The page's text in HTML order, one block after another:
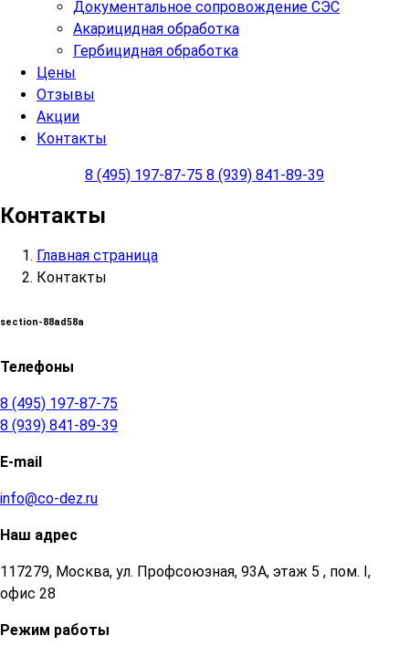
Документальное сопровождение СЭС
Акарицидная обработка
Гербицидная обработка
Цены
Отзывы
Акции
Контакты
8 (495) 197-87-75 8 (939) 841-89-39
Контакты
Главная страница
Контакты
section-88ad58a
Телефоны
8 (495) 197-87-75
8 (939) 841-89-39
E-mail
info@co-dez.ru
Наш адрес
117279, Москва, ул. Профсоюзная, 93А, этаж 5 , пом. I,
офис 28
Режим работы